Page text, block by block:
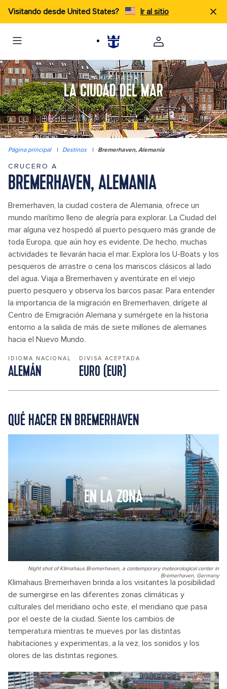
Visitando desde United States? Ir al sitio
ZARPA HACIA
LA CIUDAD DEL MAR
Página principal | Destinos | Bremerhaven, Alemania
CRUCERO A
BREMERHAVEN, ALEMANIA
Bremerhaven, la ciudad costera de Alemania, ofrece un
mundo marítimo lleno de alegría para explorar. La Ciudad del
mar alguna vez hospedó al puerto pesquero más grande de
toda Europa, que aún hoy es evidente. De hecho, muchas
actividades te llevarán hacia el mar. Explora los U-Boats y los
pesqueros de arrastre o cena los mariscos clásicos al lado
del agua. Viaja a Bremerhaven y aventúrate en el viejo
puerto pesquero y observa los barcos pasar. Para entender
la importancia de la migración en Bremerhaven, dirígete al
Centro de Emigración Alemana y sumérgete en la historia
entorno a la salida de más de siete millones de alemanes
hacia el Nuevo Mundo.
IDIOMA NACIONAL
ALEMÁN
DIVISA ACEPTADA
EURO (EUR)
QUÉ HACER EN BREMERHAVEN
EN LA ZONA
Night shot of Klimahaus Bremerhaven, a contemporary meteorological center in
Bremerhaven, Germany
Klimahaus Bremerhaven brinda a los visitantes la posibilidad
de sumergirse en las diferentes zonas climáticas y
culturales del meridiano ocho este, el meridiano que pasa
por el oeste de la ciudad. Siente los cambios de
temperatura mientras te mueves por las distintas
habitaciones y experimentas, a la vez, los sonidos y los
olores de las distintas regiones.